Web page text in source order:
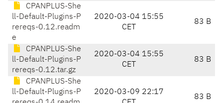
CPANPLUS-She
ll-Default-Plugins-P
rereqs-0.12.readm
e
2020-03-04 15:55
CET
83 B
CPANPLUS-She
ll-Default-Plugins-P
rereqs-0.12.tar.gz
2020-03-04 15:55
CET
83 B
CPANPLUS-She
ll-Default-Plugins-P
2020-03-09 22:17
83 B